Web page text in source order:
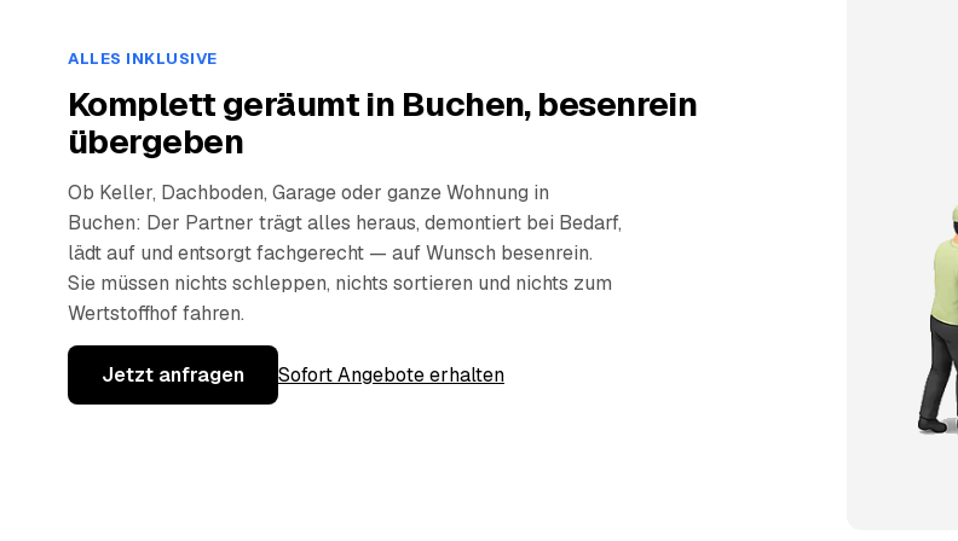
ALLES INKLUSIVE
Komplett geräumt in Buchen, besenrein
übergeben
Ob Keller, Dachboden, Garage oder ganze Wohnung in
Buchen: Der Partner trägt alles heraus, demontiert bei Bedarf,
lädt auf und entsorgt fachgerecht — auf Wunsch besenrein.
Sie müssen nichts schleppen, nichts sortieren und nichts zum
Wertstoffhof fahren.
Jetzt anfragen Sofort Angebote erhalten